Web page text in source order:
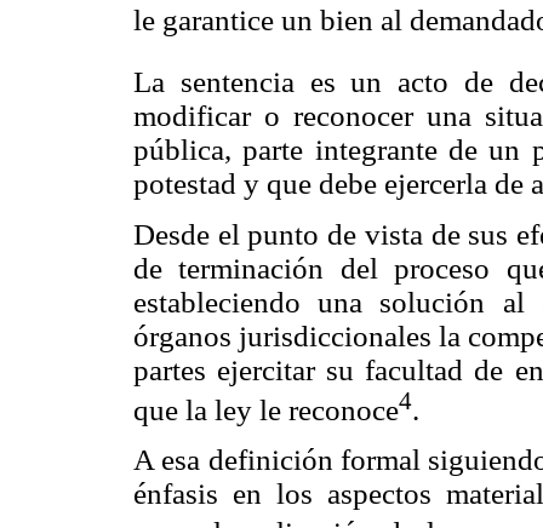
le garantice un bien al
La sentencia es un acto de
modificar o reconocer una
pública, parte integrante de un
potestad y que debe ejercerla de
Desde el punto de vista de sus
de terminación del proceso
estableciendo una solución
órganos jurisdiccionales la
partes ejercitar su facultad de
que la ley le reconoce4.
A esa definición formal
énfasis en los aspectos